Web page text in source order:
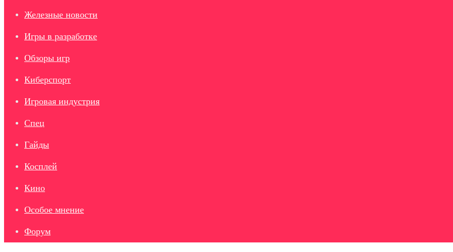
Железные новости
Игры в разработке
Обзоры игр
Киберспорт
Игровая индустрия
Спец
Гайды
Косплей
Кино
Особое мнение
Форум